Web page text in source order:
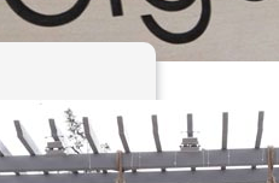
độc